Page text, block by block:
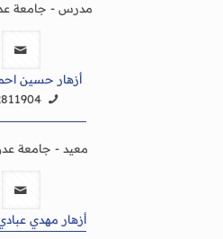
مدرس - جامعة
أزهار حسين
معيد - جامعة
أزهار مهدي